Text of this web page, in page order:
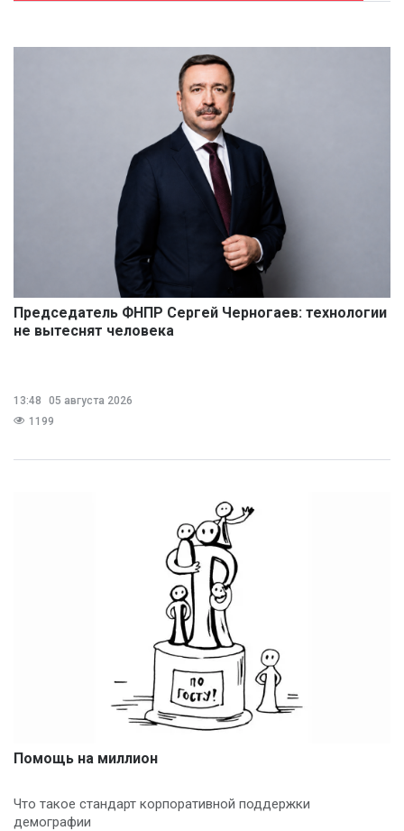
Председатель ФНПР Сергей Черногаев: технологии
не вытеснят человека
13:48
05 августа 2026
1199
Помощь на миллион
Что такое стандарт корпоративной поддержки
демографии